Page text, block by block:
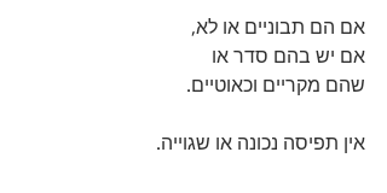
אם הם תבוניים או לא,
אם יש בהם סדר או
שהם מקריים וכאוטיים.
אין תפיסה נכונה או שגוייה.